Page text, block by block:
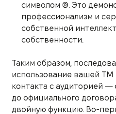
символом ®. Это
профессионализм и
собственной
собственности.
Таким образом,
использование вашей ТМ
контакта с аудиторией —
до официального
двойную функцию. Во-